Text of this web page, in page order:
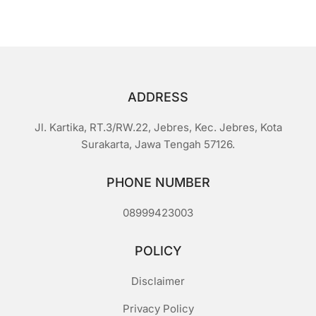
ADDRESS
Jl. Kartika, RT.3/RW.22, Jebres, Kec. Jebres, Kota
Surakarta, Jawa Tengah 57126.
PHONE NUMBER
08999423003
POLICY
Disclaimer
Privacy Policy